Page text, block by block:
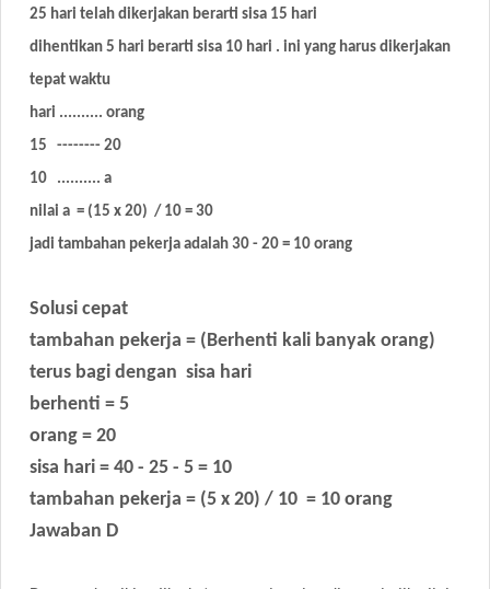
25 hari telah dikerjakan berarti sisa 15 hari
dihentikan 5 hari berarti sisa 10 hari . ini yang harus dikerjakan
tepat waktu
hari .......... orang
15 -------- 20
10 .......... a
nilai a = (15 x 20) / 10 = 30
jadi tambahan pekerja adalah 30 - 20 = 10 orang
Solusi cepat
tambahan pekerja = (Berhenti kali banyak orang)
terus bagi dengan sisa hari
berhenti = 5
orang = 20
sisa hari = 40 - 25 - 5 = 10
tambahan pekerja = (5 x 20) / 10 = 10 orang
Jawaban D